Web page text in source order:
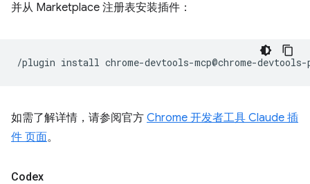
并从 Marketplace 注册表安装插件：
/plugin install
如需了解详情，请参阅官方 Chrome 开发者工具 Claude 插
件 页面。
Codex